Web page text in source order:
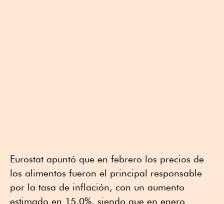
Eurostat apuntó que en febrero los precios de
los alimentos fueron el principal responsable
por la tasa de inflación, con un aumento
estimado en 15.0%, siendo que en enero